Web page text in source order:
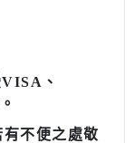
、
有不便之處敬